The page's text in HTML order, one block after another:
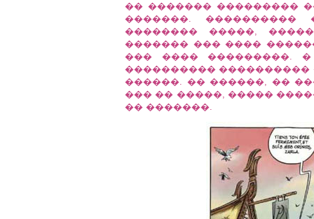
�� ������� ���������
�������.
�������� �����,
������� ��� ����
��� ���� ���������.
���������� ����������
������. �� ������, ��
��� �� �����, �����
�� �������.